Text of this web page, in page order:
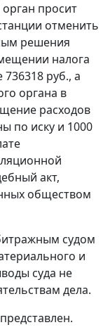
просит
отменить
решения
налога
руб., а
органа в
расходов
по иску и 1000
акт,
обществом
судом
и
суда не
дела.